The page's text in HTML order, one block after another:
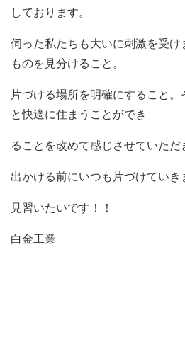
しております。
伺った私たちも大いに刺激を受
ものを見分けること。
片づける場所を明確にすること。
と快適に住まうことができ
ることを改めて感じさせていただ
出かける前にいつも片づけていき
見習いたいです！！
白金工業